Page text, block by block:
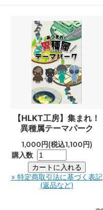
【HLKT工房】集まれ！
異種属テーマパーク
1,000円(税込1,100円)
購入数
» 特定商取引法に基づく表記
(返品など)